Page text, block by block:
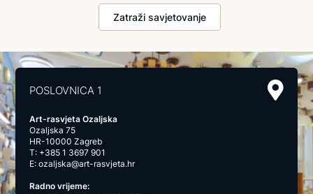
Zatraži savjetovanje
POSLOVNICA 1
Art-rasvjeta Ozaljska
Ozaljska 75
HR-10000 Zagreb
T: +385 1 3697 901
E:ozaljska@art-rasvjeta.hr
Radno vrijeme: